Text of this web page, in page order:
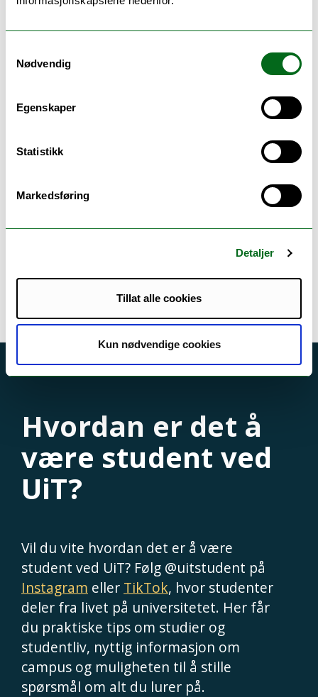
Nødvendig
Egenskaper
Statistikk
Markedsføring
Detaljer
Tillat alle cookies
Kun nødvendige cookies
studentmiljø, kort vei til storslått natur og
kulturopplevelser – det er noe av det som gjør UiT
Hvordan er det å
være student ved
UiT?
Vil du vite hvordan det er å være
student ved UiT? Følg @uitstudent på
Instagram eller TikTok, hvor studenter
deler fra livet på universitetet. Her får
du praktiske tips om studier og
studentliv, nyttig informasjon om
campus og muligheten til å stille
spørsmål om alt du lurer på.